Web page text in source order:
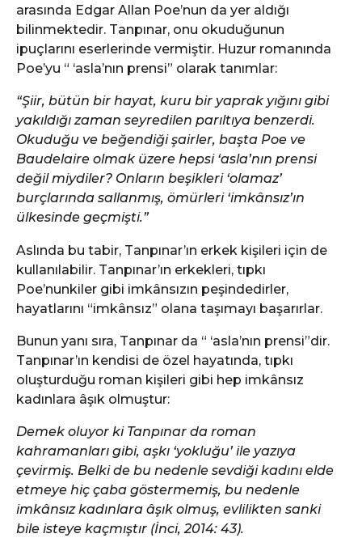
arasında Edgar Allan Poe’nun da yer aldığı
bilinmektedir. Tanpınar, onu okuduğunun
ipuçlarını eserlerinde vermiştir. Huzur romanında
Poe’yu “ ‘asla’nın prensi” olarak tanımlar:
“Şiir, bütün bir hayat, kuru bir yaprak yığını gibi
yakıldığı zaman seyredilen parıltıya benzerdi.
Okuduğu ve beğendiği şairler, başta Poe ve
Baudelaire olmak üzere hepsi ‘asla’nın prensi
değil miydiler? Onların beşikleri ‘olamaz’
burçlarında sallanmış, ömürleri ‘imkânsız’ın
ülkesinde geçmişti.”
Aslında bu tabir, Tanpınar’ın erkek kişileri için de
kullanılabilir. Tanpınar’ın erkekleri, tıpkı
Poe’nunkiler gibi imkânsızın peşindedirler,
hayatlarını “imkânsız” olana taşımayı başarırlar.
Bunun yanı sıra, Tanpınar da “ ‘asla’nın prensi”dir.
Tanpınar’ın kendisi de özel hayatında, tıpkı
oluşturduğu roman kişileri gibi hep imkânsız
kadınlara âşık olmuştur:
Demek oluyor ki Tanpınar da roman
kahramanları gibi, aşkı ‘yokluğu’ ile yazıya
çevirmiş. Belki de bu nedenle sevdiği kadını elde
etmeye hiç çaba göstermemiş, bu nedenle
imkânsız kadınlara âşık olmuş, evlilikten sanki
bile isteye kaçmıştır (İnci, 2014: 43).